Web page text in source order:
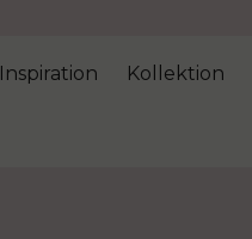
Inspiration Kollektion